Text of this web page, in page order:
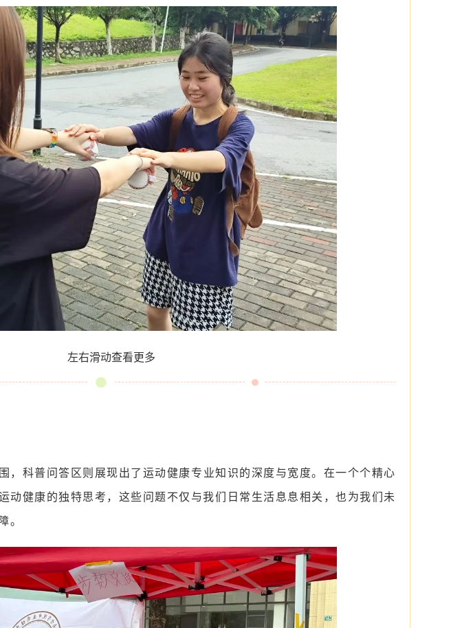
左右滑动查看更多
，科普问答区则展现出了运动健康专业知识的深度与宽度。在一个个精心
动健康的独特思考，这些问题不仅与我们日常生活息息相关，也为我们未
。